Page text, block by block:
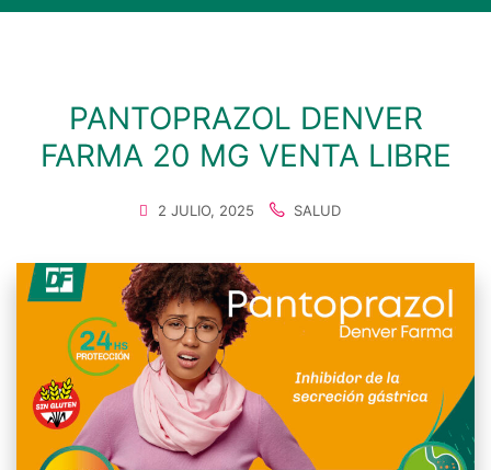
PANTOPRAZOL DENVER
FARMA 20 MG VENTA LIBRE
2 JULIO, 2025 SALUD